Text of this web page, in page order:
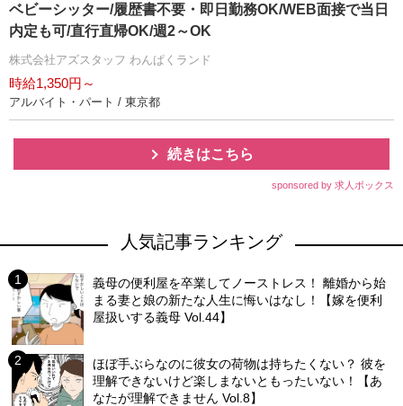
ベビーシッター/履歴書不要・即日勤務OK/WEB面接で当日
内定も可/直行直帰OK/週2～OK
株式会社アズスタッフ わんぱくランド
時給1,350円～
アルバイト・パート / 東京都
続きはこちら
sponsored by 求人ボックス
人気記事ランキング
義母の便利屋を卒業してノーストレス！ 離婚から始
まる妻と娘の新たな人生に悔いはなし！【嫁を便利
屋扱いする義母 Vol.44】
ほぼ手ぶらなのに彼女の荷物は持ちたくない？ 彼を
理解できないけど楽しまないともったいない！【あ
なたが理解できません Vol.8】